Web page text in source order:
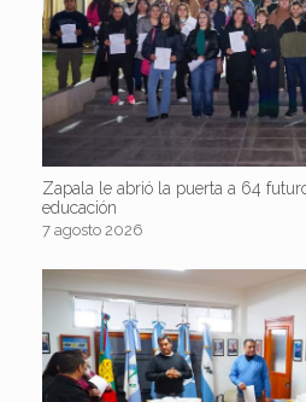
Zapala le abrió la puerta a 64
educación
7 agosto 2026